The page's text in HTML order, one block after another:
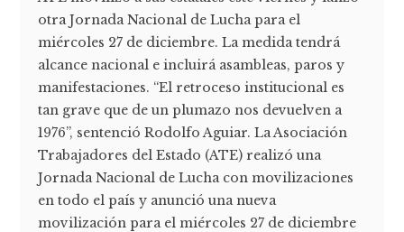
otra Jornada Nacional de Lucha para el
miércoles 27 de diciembre. La medida tendrá
alcance nacional e incluirá asambleas, paros y
manifestaciones. “El retroceso institucional es
tan grave que de un plumazo nos devuelven a
1976”, sentenció Rodolfo Aguiar. La Asociación
Trabajadores del Estado (ATE) realizó una
Jornada Nacional de Lucha con movilizaciones
en todo el país y anunció una nueva
movilización para el miércoles 27 de diciembre